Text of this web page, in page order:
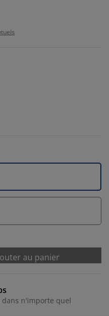
au panier
dans n'importe quel